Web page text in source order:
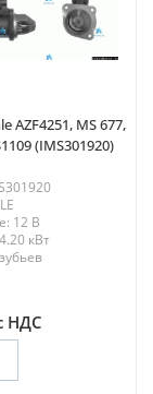
AZF4251, MS 677,
(IMS301920)
12 В
кВт
НДС